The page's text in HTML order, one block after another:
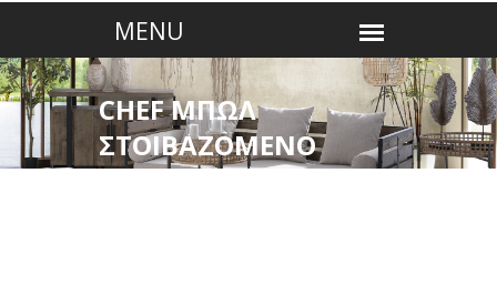
CHEF ΜΠΩΛ
ΣΤΟΙΒΑΖΟΜΕΝΟ
TEMPERED 6ΕΚ. 30CC